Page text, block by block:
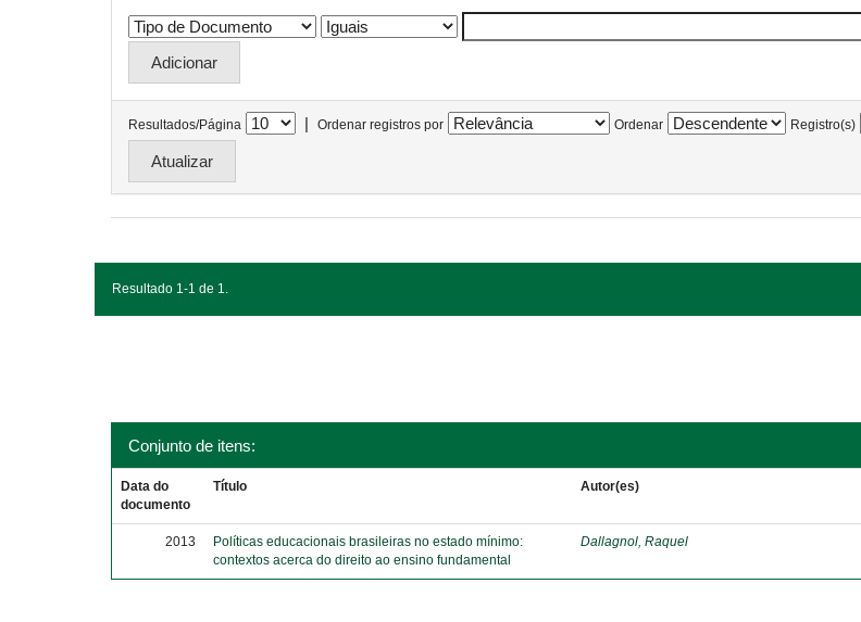
Resultados/Página | Ordenar registros por Ordenar Registro(s)
Resultado 1-1 de 1.
Conjunto de itens:
Data do
documento
Título Autor(es)
2013
Políticas educacionais brasileiras no estado mínimo:
contextos acerca do direito ao ensino fundamental
Dallagnol, Raquel